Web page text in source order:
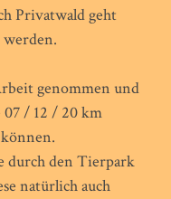
Privatwald geht
genommen und
07 / 12 / 20 km
durch den Tierpark
natürlich auch